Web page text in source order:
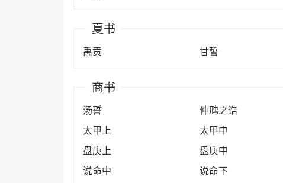
夏书
禹贡 甘誓
商书
汤誓 仲虺之诰
太甲上
太甲中
盘庚上
盘庚中
说命中
说命下